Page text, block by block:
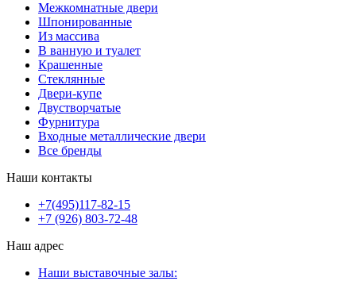
Межкомнатные двери
Шпонированные
Из массива
В ванную и туалет
Крашенные
Стеклянные
Двери-купе
Двустворчатые
Фурнитура
Входные металлические двери
Все бренды
Наши контакты
+7(495)117-82-15
+7 (926) 803-72-48
Наш адрес
Наши выставочные залы: